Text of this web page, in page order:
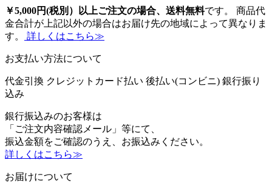
￥5,000円(税別）以上ご注文の場合、送料無料です。 商品代
金合計が上記以外の場合はお届け先の地域によって異なりま
す。
詳しくはこちら≫
お支払い方法について
代金引換 クレジットカード払い 後払い(コンビニ) 銀行振り
込み
銀行振込みのお客様は
「ご注文内容確認メール」等にて、
振込金額をご確認のうえ、お振込みください。
詳しくはこちら≫
お届けについて